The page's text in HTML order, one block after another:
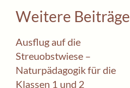
Weitere Beiträge
Ausflug auf die
Streuobstwiese –
Naturpädagogik für die
Klassen 1 und 2